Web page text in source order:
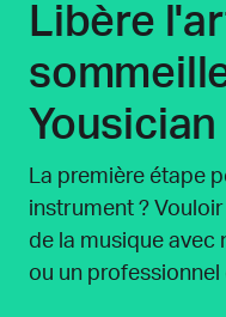
Libère
Yousician͏
La première étape
instrument ?
de la musique avec
ou un